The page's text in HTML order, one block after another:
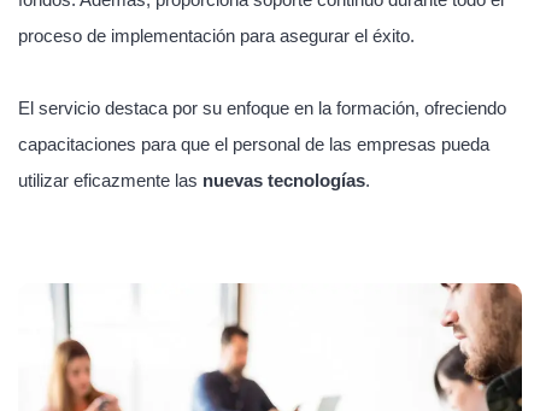
proceso de implementación para asegurar el éxito.
El servicio destaca por su enfoque en la formación, ofreciendo
capacitaciones para que el personal de las empresas pueda
utilizar eficazmente las nuevas tecnologías.